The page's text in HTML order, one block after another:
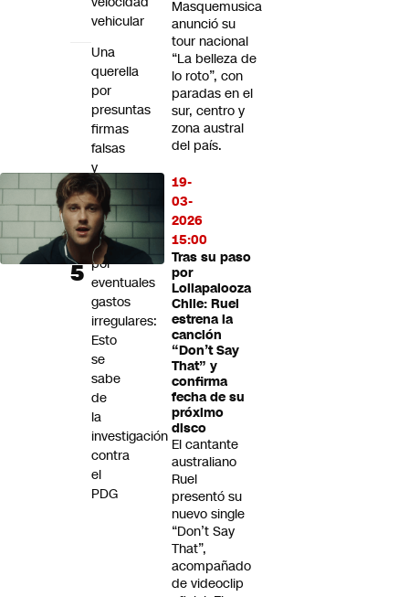
Masquemusica
anunció su
tour nacional
“La belleza de
lo roto”, con
paradas en el
sur, centro y
zona austral
del país.
19-
03-
2026
15:00
Tras su paso
por
Lollapalooza
Chile: Ruel
estrena la
canción
“Don’t Say
That” y
confirma
fecha de su
próximo
disco
El cantante
australiano
Ruel
presentó su
nuevo single
“Don’t Say
That”,
acompañado
de videoclip
vehicular
Una
querella
por
presuntas
firmas
falsas
y
una
denuncia
del
Servel
por
eventuales
gastos
irregulares:
Esto
se
sabe
de
la
investigación
contra
el
PDG